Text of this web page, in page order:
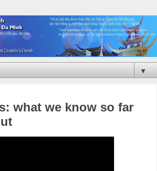
▼
what we know so far